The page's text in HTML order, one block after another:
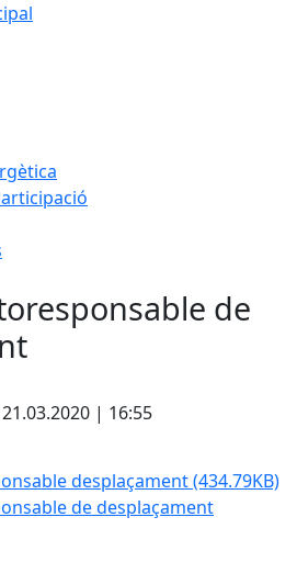
de
| 16:55
desplaçament(434.79KB)
de desplaçament